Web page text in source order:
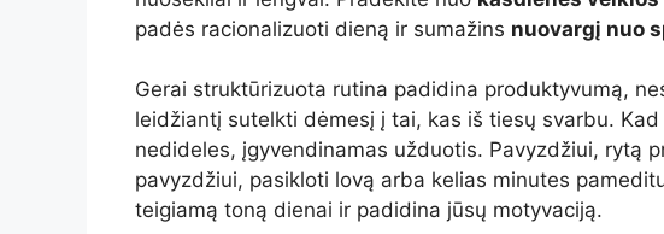
padės racionalizuoti dieną ir sumažins nuovargį nuo
Gerai struktūrizuota rutina padidina produktyvumą,
leidžiantį sutelkti dėmesį į tai, kas iš tiesų svarbu.
nedideles, įgyvendinamas užduotis. Pavyzdžiui, rytą
pavyzdžiui, pasikloti lovą arba kelias minutes
teigiamą toną dienai ir padidina jūsų motyvaciją.